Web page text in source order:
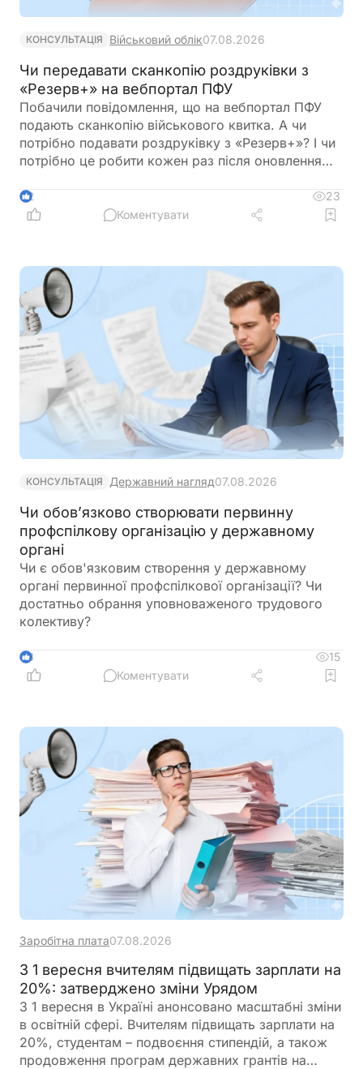
КОНСУЛЬТАЦІЯ Військовий облік07.08.2026
Чи передавати сканкопію роздруківки з
«Резерв+» на вебпортал ПФУ
Побачили повідомлення, що на вебпортал ПФУ
подають сканкопію військового квитка. А чи
потрібно подавати роздруківку з «Резерв+»? І чи
потрібно це робити кожен раз після оновлення
2
23
Коментувати
КОНСУЛЬТАЦІЯ Державний нагляд07.08.2026
Чи обов’язково створювати первинну
профспілкову організацію у державному
органі
Чи є обов'язковим створення у державному
органі первинної профспілкової організації? Чи
достатньо обрання уповноваженого трудового
колективу?
3
15
Коментувати
Заробітна плата07.08.2026
З 1 вересня вчителям підвищать зарплати на
20%: затверджено зміни Урядом
З 1 вересня в Україні анонсовано масштабні зміни
в освітній сфері. Вчителям підвищать зарплати на
20%, студентам – подвоєння стипендій, а також
продовження програм державних грантів на